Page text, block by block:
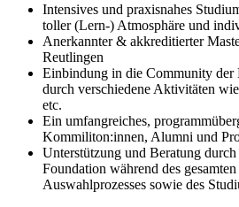
Intensives und praxisnahes
toller (Lern-) Atmosphäre und
Anerkannter & akkreditierter
Reutlingen
Einbindung in die Community der
durch verschiedene Aktivitäten
etc.
Ein umfangreiches,
Kommiliton:innen, Alumni und
Unterstützung und Beratung
Foundation während des
Auswahlprozesses sowie des